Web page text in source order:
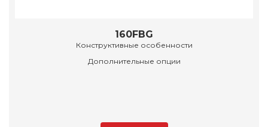
160FBG
Конструктивные особенности
Дополнительные опции